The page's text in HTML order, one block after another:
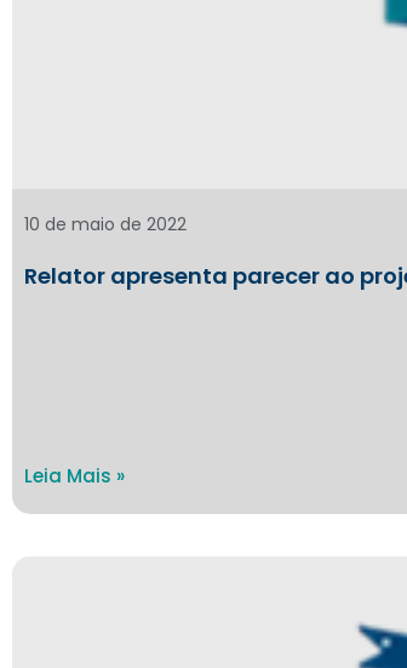
Relator apresenta parecer ao
10 de maio de 2022
Leia Mais »